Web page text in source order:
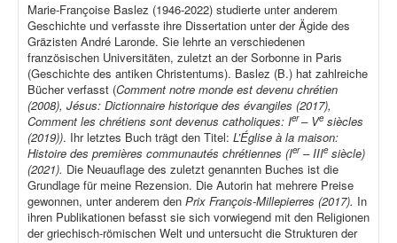
Marie-Françoise Baslez (1946-2022) studierte unter anderem
Geschichte und verfasste ihre Dissertation unter der Ägide des
Gräzisten André Laronde. Sie lehrte an verschiedenen
französischen Universitäten, zuletzt an der Sorbonne in Paris
(Geschichte des antiken Christentums). Baslez (B.) hat zahlreiche
Bücher verfasst (Comment notre monde est devenu chrétien
(2008), Jésus: Dictionnaire historique des évangiles (2017),
Comment les chrétiens sont devenus catholiques: Ier– Ve siècles
(2019)). Ihr letztes Buch trägt den Titel: L’Église à la maison:
Histoire des premières communautés chrétiennes (Ier– IIIe siècle)
(2021). Die Neuauflage des zuletzt genannten Buches ist die
Grundlage für meine Rezension. Die Autorin hat mehrere Preise
gewonnen, unter anderem den Prix François-Millepierres (2017). In
ihren Publikationen befasst sie sich vorwiegend mit den Religionen
der griechisch-römischen Welt und untersucht die Strukturen der